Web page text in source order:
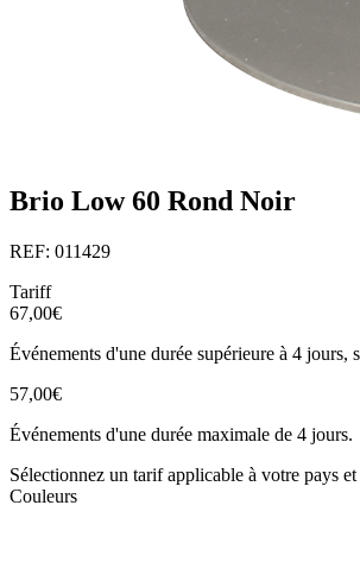
Brio Low 60 Rond Noir
REF: 011429
Tariff
67,00€
Événements d'une durée supérieure à 4 jours,
57,00€
Événements d'une durée maximale de 4 jours.
Sélectionnez un tarif applicable à votre pays
Couleurs